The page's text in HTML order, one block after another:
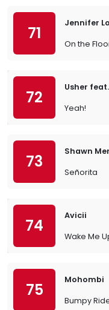
71
Jennifer
On the
72
Usher
Yeah!
73
Shawn
Señorita
74
Avicii
Wake Me
75
Mohombi
Bumpy